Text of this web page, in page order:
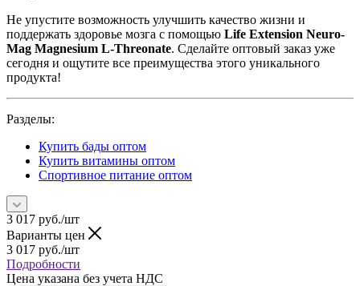
Не упустите возможность улучшить качество жизни и
поддержать здоровье мозга с помощью Life Extension Neuro-
Mag Magnesium L-Threonate. Сделайте оптовый заказ уже
сегодня и ощутите все преимущества этого уникального
продукта!
Разделы:
Купить бады оптом
Купить витамины оптом
Спортивное питание оптом
3 017 руб./шт
Варианты цен
3 017 руб./шт
Подробности
Цена указана без учета НДС